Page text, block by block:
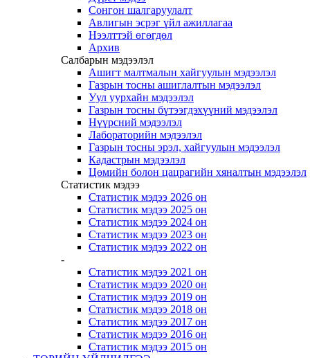
Сонгон шалгаруулалт
Авлигын эсрэг үйл ажиллагаа
Нээлттэй өгөгдөл
Архив
Салбарын мэдээлэл
Ашигт малтмалын хайгуулын мэдээлэл
Газрын тосны ашиглалтын мэдээлэл
Уул уурхайн мэдээлэл
Газрын тосны бүтээгдэхүүний мэдээлэл
Нүүрсний мэдээлэл
Лабораторийн мэдээлэл
Газрын тосны эрэл, хайгуулын мэдээлэл
Кадастрын мэдээлэл
Цөмийн болон цацрагийн хяналтын мэдээлэл
Статистик мэдээ
Статистик мэдээ 2026 он
Статистик мэдээ 2025 он
Статистик мэдээ 2024 он
Статистик мэдээ 2023 он
Статистик мэдээ 2022 он
-
Статистик мэдээ 2021 он
Статистик мэдээ 2020 он
Статистик мэдээ 2019 он
Статистик мэдээ 2018 он
Статистик мэдээ 2017 он
Статистик мэдээ 2016 он
Статистик мэдээ 2015 он